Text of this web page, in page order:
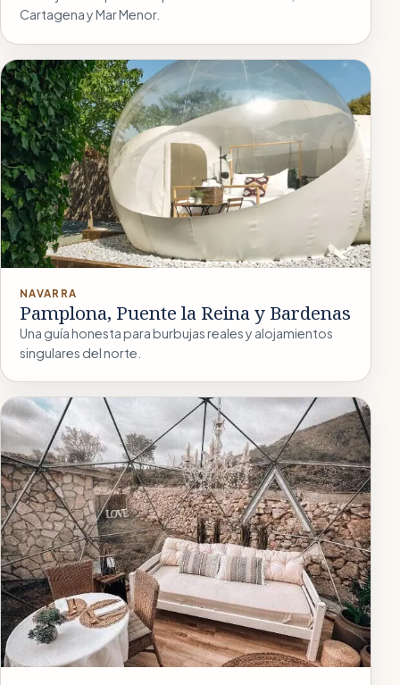
Cartagena y Mar Menor.
NAVARRA
Pamplona, Puente la Reina y Bardenas
Una guía honesta para burbujas reales y alojamientos
singulares del norte.